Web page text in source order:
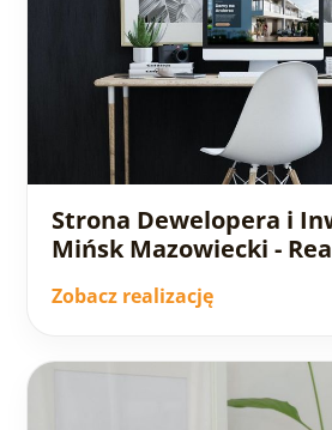
Strona Dewelopera i
Mińsk Mazowiecki -
Zobacz realizację